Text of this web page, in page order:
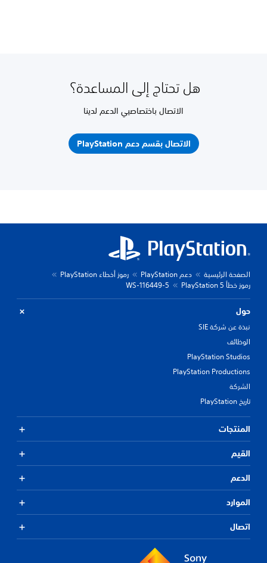
هل تحتاج إلى المساعدة؟
الاتصال باختصاصيي الدعم لدينا
الاتصال بقسم دعم PlayStation
الصفحة الرئيسية دعم PlayStation
رموز أخطاء PlayStation
رموز خطأ PlayStation 5
WS-116449-5
حول
نبذة عن شركة SIE
الوظائف
PlayStation Studios
PlayStation Productions
الشركة
تاريخ PlayStation
المنتجات
القيم
الدعم
الموارد
اتصال